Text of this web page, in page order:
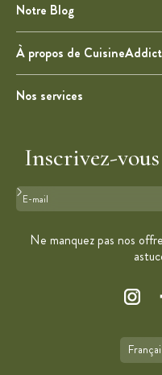
Notre Blog
À propos de CuisineAddict
Nos services
Inscrivez-
Format : adresse@email.com
Ne manquez pas nos